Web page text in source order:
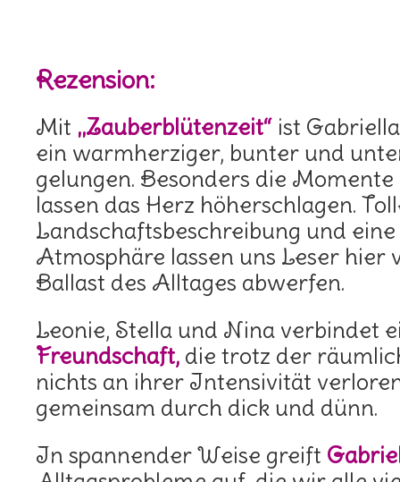
Rezension:
Mit „Zauberblütenzeit“ ist
ein warmherziger, bunter und
gelungen. Besonders die
lassen das Herz höherschlagen.
Landschaftsbeschreibung und
Atmosphäre lassen uns Leser hier
Ballast des Alltages abwerfen.
Leonie, Stella und Nina verbindet
Freundschaft, die trotz der
nichts an ihrer Intensivität
gemeinsam durch dick und dünn.
In spannender Weise greift